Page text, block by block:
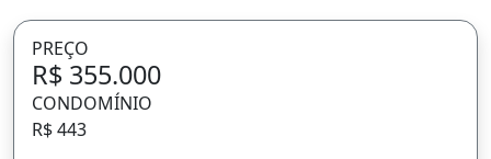
PREÇO
R$ 355.000
CONDOMÍNIO
R$ 443